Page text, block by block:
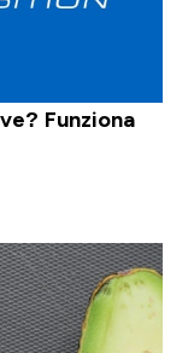
Funziona